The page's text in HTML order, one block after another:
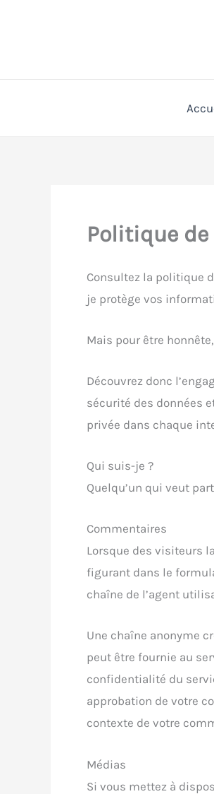
Politique
Consultez la politique
je protège vos
Mais pour être
Découvrez donc
sécurité des données
privée dans chaque
Qui suis-je ?
Quelqu’un qui veut
Commentaires
Lorsque des visiteurs
figurant dans le
chaîne de l’agent
Une chaîne anonyme
peut être fournie au
confidentialité du
approbation de votre
contexte de votre
Médias
Si vous mettez à